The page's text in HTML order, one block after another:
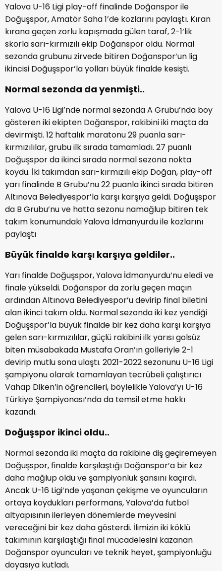
Yalova U-16 Ligi play-off finalinde Doğanspor ile
Doğuşspor, Amatör Saha 1’de kozlarını paylaştı. Kıran
kırana geçen zorlu kapışmada gülen taraf, 2-1’lik
skorla sarı-kırmızılı ekip Doğanspor oldu. Normal
sezonda grubunu zirvede bitiren Doğanspor’un lig
ikincisi Doğuşspor’la yolları büyük finalde kesişti.
Normal sezonda da yenmişti..
Yalova U-16 Ligi’nde normal sezonda A Grubu’nda boy
gösteren iki ekipten Doğanspor, rakibini iki maçta da
devirmişti. 12 haftalık maratonu 29 puanla sarı-
kırmızılılar, grubu ilk sırada tamamladı. 27 puanlı
Doğuşspor da ikinci sırada normal sezona nokta
koydu. İki takımdan sarı-kırmızılı ekip Doğan, play-off
yarı finalinde B Grubu’nu 22 puanla ikinci sırada bitiren
Altınova Belediyespor’la karşı karşıya geldi. Doğuşspor
da B Grubu’nu ve hatta sezonu namağlup bitiren tek
takım konumundaki Yalova İdmanyurdu ile kozlarını
paylaştı
Büyük finalde karşı karşıya geldiler..
Yarı finalde Doğuşspor, Yalova İdmanyurdu’nu eledi ve
finale yükseldi. Doğanspor da zorlu geçen maçın
ardından Altınova Belediyespor’u devirip final biletini
alan ikinci takım oldu. Normal sezonda iki kez yendiği
Doğuşspor’la büyük finalde bir kez daha karşı karşıya
gelen sarı-kırmızılılar, güçlü rakibini ilk yarısı golsüz
biten müsabakada Mustafa Oran’ın golleriyle 2-1
devirip mutlu sona ulaştı. 2021-2022 sezonunu U-16 Ligi
şampiyonu olarak tamamlayan tecrübeli çalıştırıcı
Vahap Diken’in öğrencileri, böylelikle Yalova’yı U-16
Türkiye Şampiyonası’nda da temsil etme hakkı
kazandı.
Doğuşspor ikinci oldu..
Normal sezonda iki maçta da rakibine diş geçiremeyen
Doğuşspor, finalde karşılaştığı Doğanspor’a bir kez
daha mağlup oldu ve şampiyonluk şansını kaçırdı.
Ancak U-16 Ligi’nde yaşanan çekişme ve oyuncuların
ortaya koydukları performans, Yalova’da futbol
altyapısının ilerleyen dönemlerde meyvesini
vereceğini bir kez daha gösterdi. İlimizin iki köklü
takımının karşılaştığı final mücadelesini kazanan
Doğanspor oyuncuları ve teknik heyet, şampiyonluğu
doyasıya kutladı.